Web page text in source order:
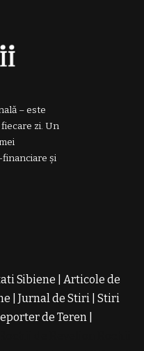
– este
zi. Un
și
Sibiene
Articole de
Jurnal de Stiri Stiri
de Teren